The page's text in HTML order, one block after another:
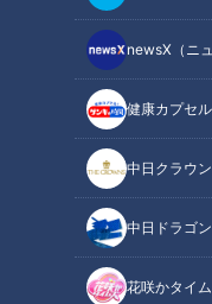
newsX（ニ
健康カプセ
中日クラウ
中日ドラゴ
花咲かタイ
きわら奉納まつ